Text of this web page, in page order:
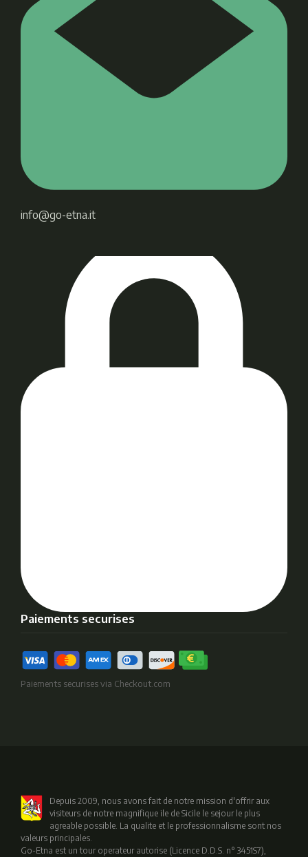
info@go-etna.it
Paiements securises
Paiements securises via Checkout.com
Depuis 2009, nous avons fait de notre mission d'offrir aux
visiteurs de notre magnifique ile de Sicile le sejour le plus
agreable possible. La qualite et le professionnalisme sont nos
valeurs principales.
Go-Etna est un tour operateur autorise (Licence D.D.S. n° 3451S7),